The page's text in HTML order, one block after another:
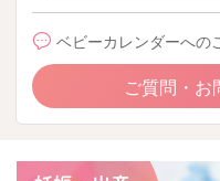
ベビーカレンダーへの
ご質問・お